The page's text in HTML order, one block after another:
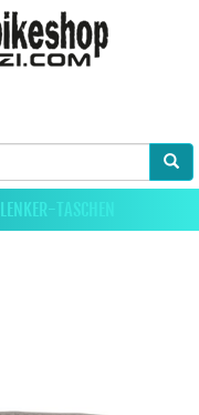
LENKER-TASCHEN